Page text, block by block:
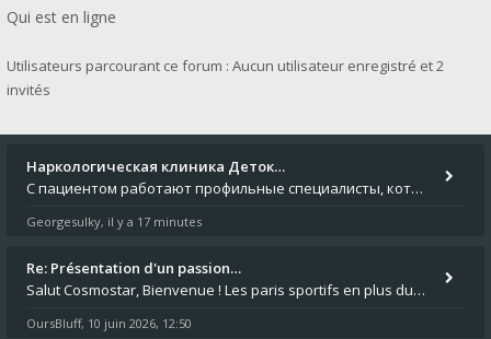
Qui est en ligne
Utilisateurs parcourant ce forum : Aucun utilisateur enregistré et 2
invités
Наркологическая клиника Деток…
С пациентом работают профильные специалисты, которые оценивают состояние и подбирают безопасный план помощи. Исследоват
Georgesulky, il y a 17 minutes
Re: Présentation d'un passion…
Salut Cosmostar, Bienvenue ! Les paris sportifs en plus du poker, c'est ce que je fais aussi. Surtout la NBA, je mise su
OursBluff, 10 juin 2026, 12:50